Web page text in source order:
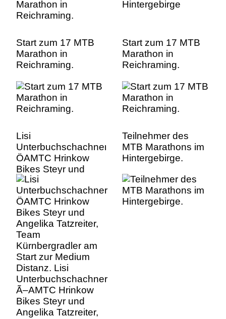
Start zum 17 MTB
Marathon in
Reichraming.
Start zum 17 MTB
Marathon in
Reichraming.
Lisi
Unterbuchschachner
ÖAMTC Hrinkow
Bikes Steyr und
Angelika Tatzreiter,
Team
Kürnbergradler am
Start zur Medium
Distanz. Lisi
Unterbuchschachner
Ã–AMTC Hrinkow
Bikes Steyr und
Angelika Tatzreiter,
Team
KÃ¼rnbergradler
am Start zur
Medium Dis
Teilnehmer des
MTB Marathons im
Hintergebirge.